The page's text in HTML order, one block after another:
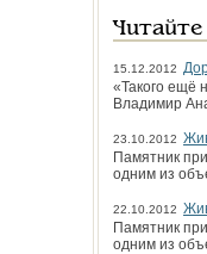
15.12.2012
«Такого ещё
Владимир
23.10.2012
Памятник
одним из
22.10.2012
Памятник
одним из